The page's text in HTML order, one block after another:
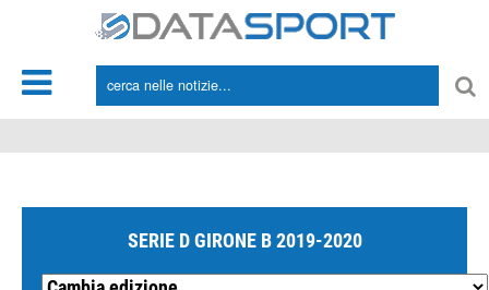
SERIE D GIRONE B 2019-2020